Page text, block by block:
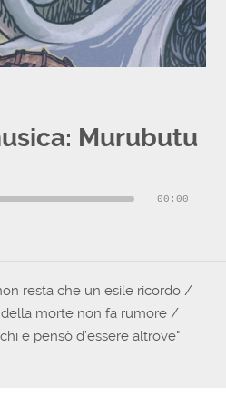
Murubutu
00:00
resta che un esile ricordo /
della morte non fa rumore /
e pensò d’essere altrove"